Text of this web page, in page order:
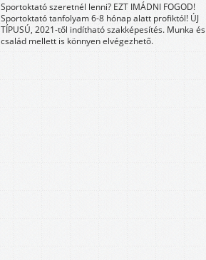
Sportoktató szeretnél lenni? EZT IMÁDNI FOGOD!
Sportoktató tanfolyam 6-8 hónap alatt profiktól! ÚJ
TÍPUSÚ, 2021-től indítható szakképesítés. Munka és
család mellett is könnyen elvégezhető.